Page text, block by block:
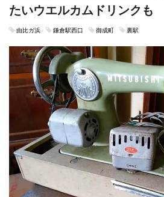
たいウエルカムドリンクも
由比ガ浜 鎌倉駅西口 御成町 裏駅